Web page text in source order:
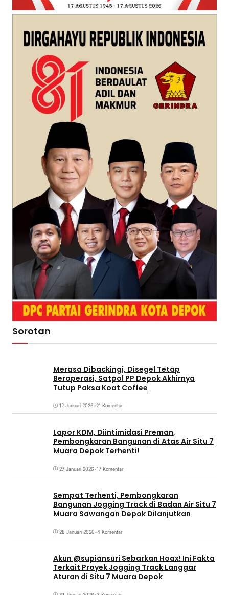
Sorotan
Merasa Dibackingi, Disegel Tetap
Beroperasi, Satpol PP Depok Akhirnya
Tutup Paksa Koat Coffee
12 Januari 2026•21 Komentar
Lapor KDM, Diintimidasi Preman,
Pembongkaran Bangunan di Atas Air Situ 7
Muara Depok Terhenti!
27 Januari 2026•17 Komentar
Sempat Terhenti, Pembongkaran
Bangunan Jogging Track di Badan Air Situ 7
Muara Sawangan Depok Dilanjutkan
28 Januari 2026•4 Komentar
Akun @supiansuri Sebarkan Hoax! Ini Fakta
Terkait Proyek Jogging Track Langgar
Aturan di Situ 7 Muara Depok